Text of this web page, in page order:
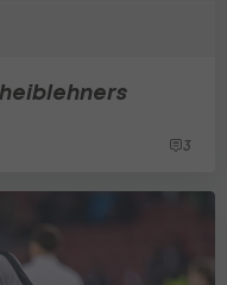
3